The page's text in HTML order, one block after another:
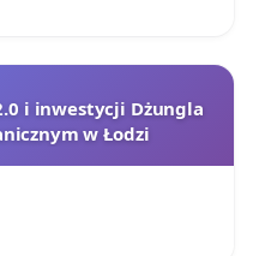
i inwestycji Dżungla
w Łodzi